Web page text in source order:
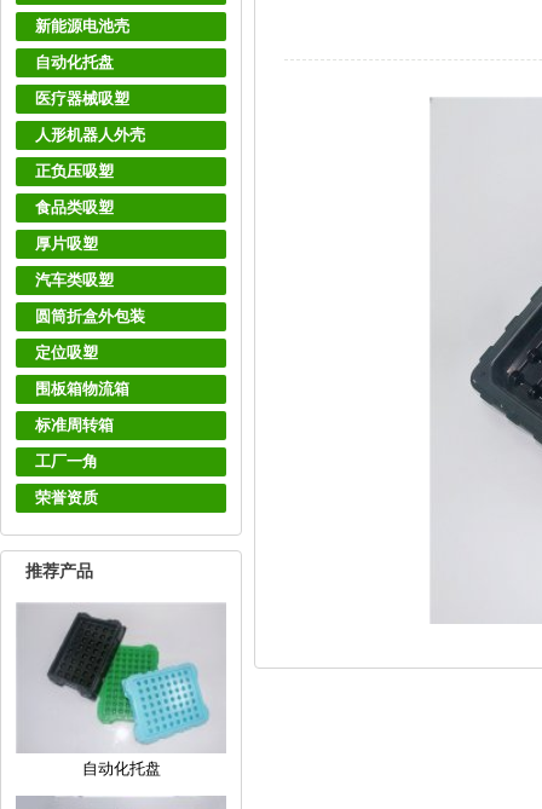
新能源电池壳
自动化托盘
医疗器械吸塑
人形机器人外壳
正负压吸塑
食品类吸塑
厚片吸塑
汽车类吸塑
圆筒折盒外包装
定位吸塑
围板箱物流箱
标准周转箱
工厂一角
荣誉资质
推荐产品
自动化托盘